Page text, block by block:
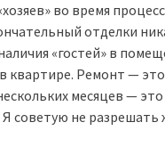
во время
отделки
«гостей» в
квартире. Ремонт —
месяцев —
Я советую не